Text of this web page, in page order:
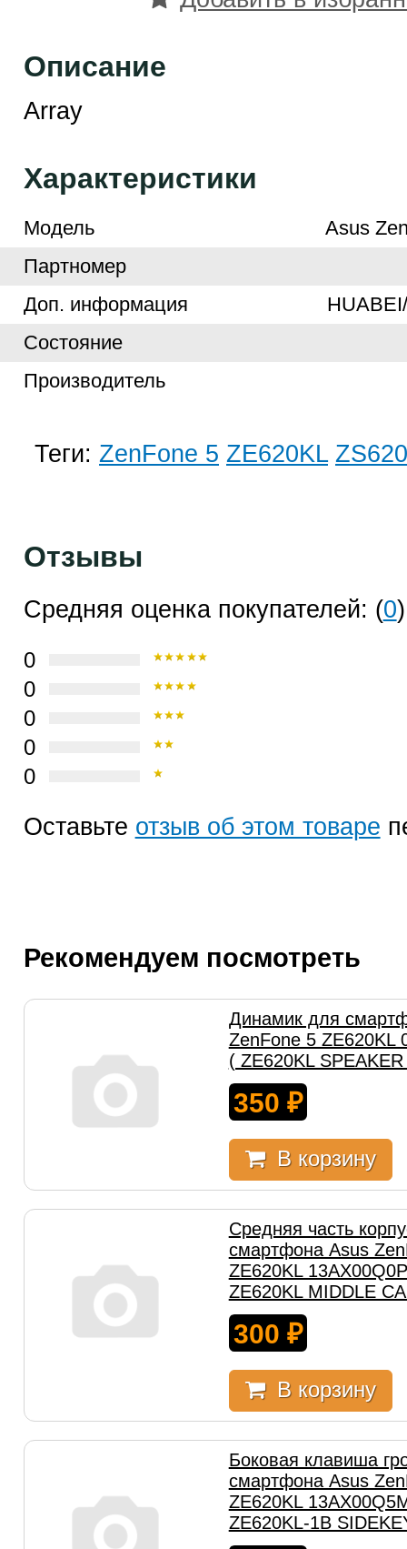
Описание
Array
Характеристики
Модель
Asus
Партномер
Доп. информация
Cостояние
Производитель
Теги: ZenFone 5 ZE620KL
Отзывы
Средняя оценка покупателей: (0)
0
0
0
0
0
Оставьте отзыв об этом товаре
Рекомендуем посмотреть
Динамик для
ZenFone 5 ZE620KL
( ZE620KL
350 ₽
В корзину
Средняя часть
смартфона Asus
ZE620KL
ZE620KL MIDDLE
300 ₽
В корзину
Боковая клавиша
смартфона Asus
ZE620KL
ZE620KL-1B